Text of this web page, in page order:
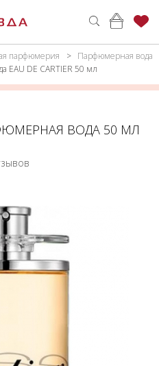
парфюмерия
Парфюмерная вода
EAU DE CARTIER 50 мл
ВОДА 50 МЛ